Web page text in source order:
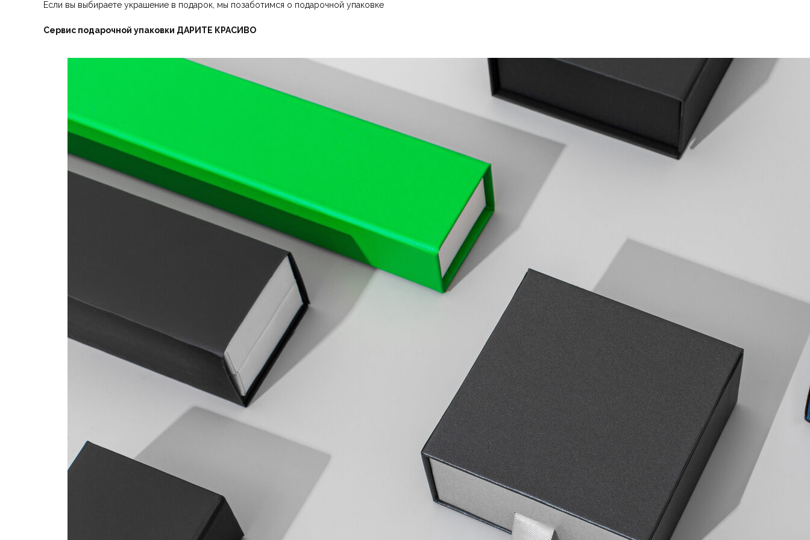
Если вы выбираете украшение в подарок, мы позаботимся о подарочной упаковке
Сервис подарочной упаковки ДАРИТЕ КРАСИВО